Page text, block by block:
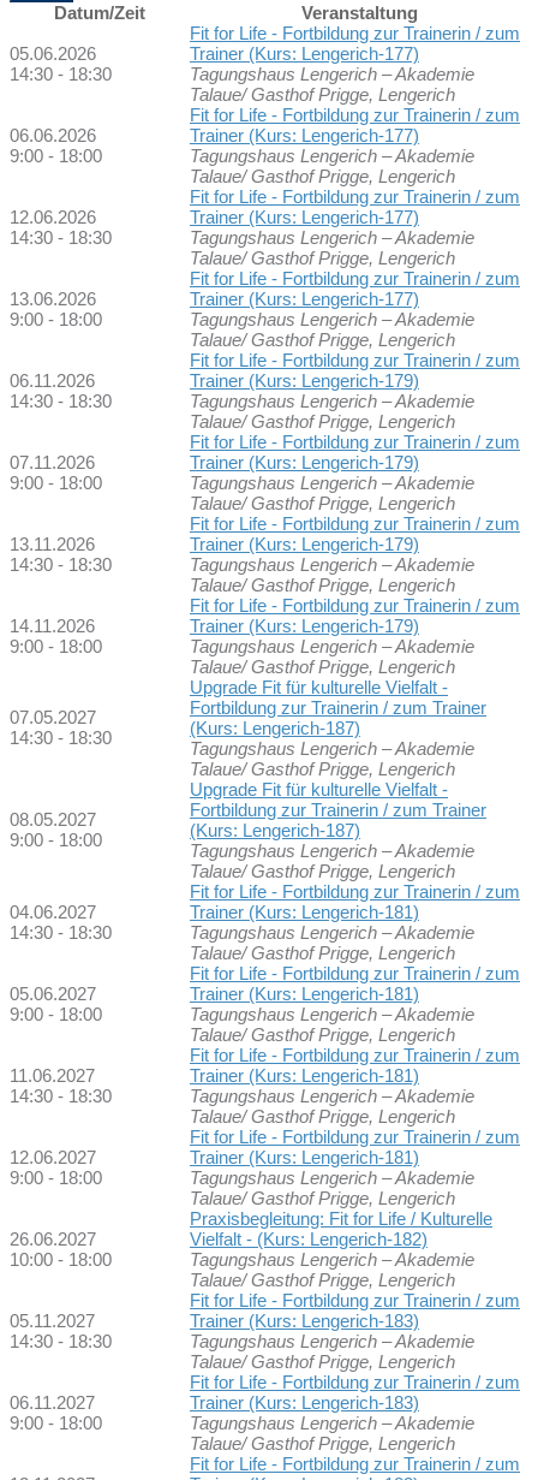
Datum/Zeit
Veranstaltung
05.06.2026
14:30 - 18:30
Fit for Life - Fortbildung zur Trainerin / zum
Trainer (Kurs: Lengerich-177)
Tagungshaus Lengerich – Akademie
Talaue/ Gasthof Prigge, Lengerich
06.06.2026
9:00 - 18:00
Fit for Life - Fortbildung zur Trainerin / zum
Trainer (Kurs: Lengerich-177)
Tagungshaus Lengerich – Akademie
Talaue/ Gasthof Prigge, Lengerich
12.06.2026
14:30 - 18:30
Fit for Life - Fortbildung zur Trainerin / zum
Trainer (Kurs: Lengerich-177)
Tagungshaus Lengerich – Akademie
Talaue/ Gasthof Prigge, Lengerich
13.06.2026
9:00 - 18:00
Fit for Life - Fortbildung zur Trainerin / zum
Trainer (Kurs: Lengerich-177)
Tagungshaus Lengerich – Akademie
Talaue/ Gasthof Prigge, Lengerich
06.11.2026
14:30 - 18:30
Fit for Life - Fortbildung zur Trainerin / zum
Trainer (Kurs: Lengerich-179)
Tagungshaus Lengerich – Akademie
Talaue/ Gasthof Prigge, Lengerich
07.11.2026
9:00 - 18:00
Fit for Life - Fortbildung zur Trainerin / zum
Trainer (Kurs: Lengerich-179)
Tagungshaus Lengerich – Akademie
Talaue/ Gasthof Prigge, Lengerich
13.11.2026
14:30 - 18:30
Fit for Life - Fortbildung zur Trainerin / zum
Trainer (Kurs: Lengerich-179)
Tagungshaus Lengerich – Akademie
Talaue/ Gasthof Prigge, Lengerich
14.11.2026
9:00 - 18:00
Fit for Life - Fortbildung zur Trainerin / zum
Trainer (Kurs: Lengerich-179)
Tagungshaus Lengerich – Akademie
Talaue/ Gasthof Prigge, Lengerich
07.05.2027
14:30 - 18:30
Upgrade Fit für kulturelle Vielfalt -
Fortbildung zur Trainerin / zum Trainer
(Kurs: Lengerich-187)
Tagungshaus Lengerich – Akademie
Talaue/ Gasthof Prigge, Lengerich
08.05.2027
9:00 - 18:00
Upgrade Fit für kulturelle Vielfalt -
Fortbildung zur Trainerin / zum Trainer
(Kurs: Lengerich-187)
Tagungshaus Lengerich – Akademie
Talaue/ Gasthof Prigge, Lengerich
04.06.2027
14:30 - 18:30
Fit for Life - Fortbildung zur Trainerin / zum
Trainer (Kurs: Lengerich-181)
Tagungshaus Lengerich – Akademie
Talaue/ Gasthof Prigge, Lengerich
05.06.2027
9:00 - 18:00
Fit for Life - Fortbildung zur Trainerin / zum
Trainer (Kurs: Lengerich-181)
Tagungshaus Lengerich – Akademie
Talaue/ Gasthof Prigge, Lengerich
11.06.2027
14:30 - 18:30
Fit for Life - Fortbildung zur Trainerin / zum
Trainer (Kurs: Lengerich-181)
Tagungshaus Lengerich – Akademie
Talaue/ Gasthof Prigge, Lengerich
12.06.2027
9:00 - 18:00
Fit for Life - Fortbildung zur Trainerin / zum
Trainer (Kurs: Lengerich-181)
Tagungshaus Lengerich – Akademie
Talaue/ Gasthof Prigge, Lengerich
26.06.2027
10:00 - 18:00
Praxisbegleitung: Fit for Life / Kulturelle
Vielfalt - (Kurs: Lengerich-182)
Tagungshaus Lengerich – Akademie
Talaue/ Gasthof Prigge, Lengerich
05.11.2027
14:30 - 18:30
Fit for Life - Fortbildung zur Trainerin / zum
Trainer (Kurs: Lengerich-183)
Tagungshaus Lengerich – Akademie
Talaue/ Gasthof Prigge, Lengerich
06.11.2027
9:00 - 18:00
Fit for Life - Fortbildung zur Trainerin / zum
Trainer (Kurs: Lengerich-183)
Tagungshaus Lengerich – Akademie
Talaue/ Gasthof Prigge, Lengerich
Fit for Life - Fortbildung zur Trainerin / zum